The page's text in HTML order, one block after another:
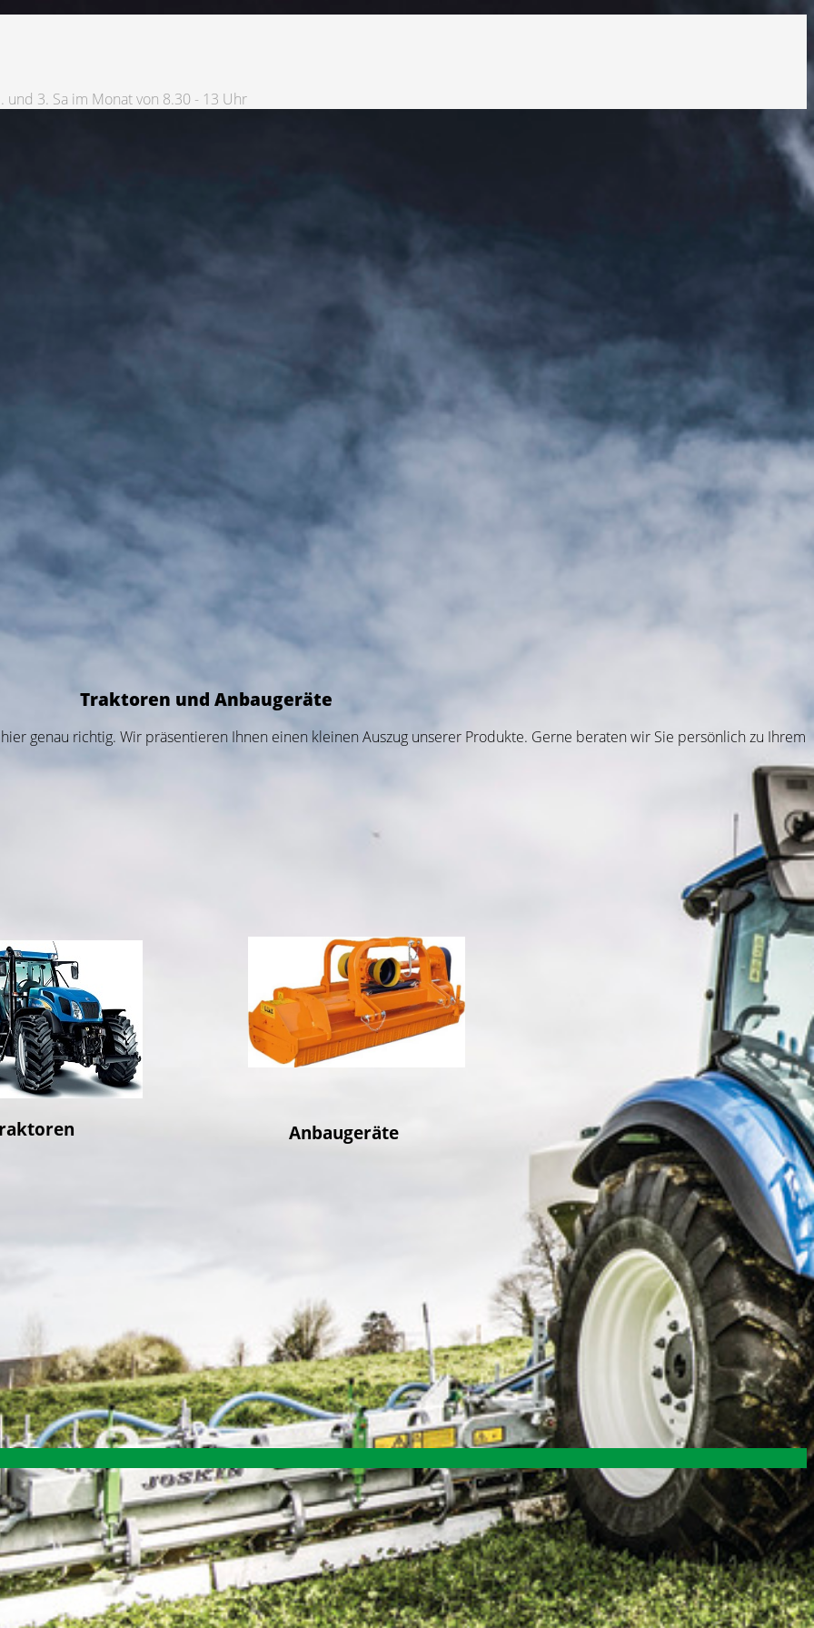
3. Sa im Monat von 8.30 - 13 Uhr
Traktoren und Anbaugeräte
genau richtig. Wir präsentieren Ihnen einen kleinen Auszug unserer Produkte. Gerne beraten wir Sie persönlich zu Ihrem
Anbaugeräte